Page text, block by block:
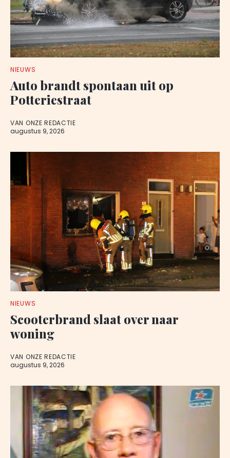
NIEUWS
Auto brandt spontaan uit op
Potteriestraat
VAN ONZE REDACTIE
augustus 9, 2026
NIEUWS
Scooterbrand slaat over naar
woning
VAN ONZE REDACTIE
augustus 9, 2026